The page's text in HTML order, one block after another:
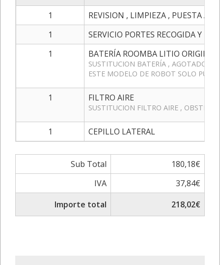
1
REVISION , LIMPIEZA , PUESTA A
1
SERVICIO PORTES RECOGIDA Y
1
BATERÍA ROOMBA LITIO ORIGINAL.
SUSTITUCION BATERÍA , AGOTADOS
ESTE MODELO DE ROBOT SOLO
1 FILTRO AIRE
SUSTITUCION FILTRO AIRE ,
1 CEPILLO LATERAL
Sub Total
180,18€
IVA
37,84€
Importe total
218,02€